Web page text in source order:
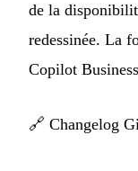
de la
redessinée. La
Copilot
🔗 Changelog